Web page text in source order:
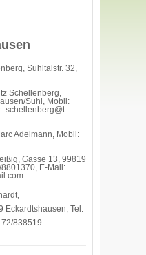
Suhltalstr. 32,
Schellenberg,
Suhl, Mobil:
Adelmann, Mobil:
Gasse 13, 99819
E-Mail:
Eckardtshausen, Tel.
838519